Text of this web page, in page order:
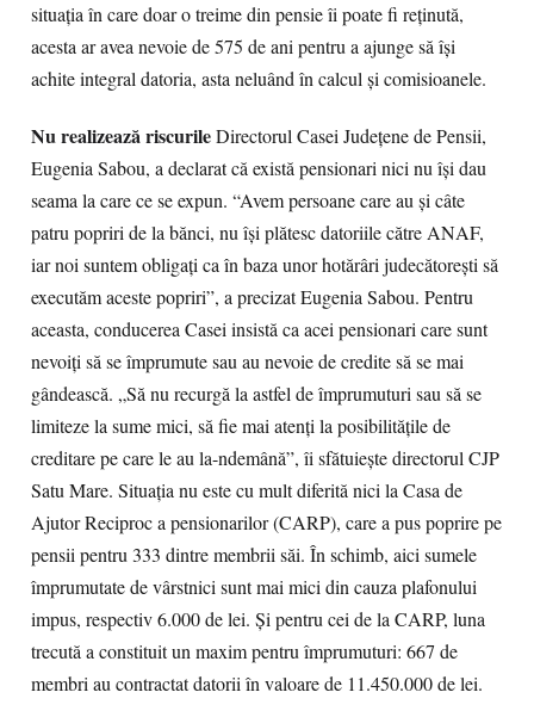
situaţia în care doar o treime din pensie îi poate fi reţinută,
acesta ar avea nevoie de 575 de ani pentru a ajunge să îşi
achite integral datoria, asta neluând în calcul şi comisioanele.
Nu realizează riscurileDirectorul Casei Judeţene de Pensii,
Eugenia Sabou, a declarat că există pensionari nici nu îşi dau
seama la care ce se expun. “Avem persoane care au şi câte
patru popriri de la bănci, nu îşi plătesc datoriile către ANAF,
iar noi suntem obligaţi ca în baza unor hotărâri judecătoreşti să
executăm aceste popriri”, a precizat Eugenia Sabou. Pentru
aceasta, conducerea Casei insistă ca acei pensionari care sunt
nevoiţi să se împrumute sau au nevoie de credite să se mai
gândească. „Să nu recurgă la astfel de împrumuturi sau să se
limiteze la sume mici, să fie mai atenţi la posibilităţile de
creditare pe care le au la-ndemână”, îi sfătuieşte directorul CJP
Satu Mare. Situaţia nu este cu mult diferită nici la Casa de
Ajutor Reciproc a pensionarilor (CARP), care a pus poprire pe
pensii pentru 333 dintre membrii săi. În schimb, aici sumele
împrumutate de vârstnici sunt mai mici din cauza plafonului
impus, respectiv 6.000 de lei. Şi pentru cei de la CARP, luna
trecută a constituit un maxim pentru împrumuturi: 667 de
membri au contractat datorii în valoare de 11.450.000 de lei.